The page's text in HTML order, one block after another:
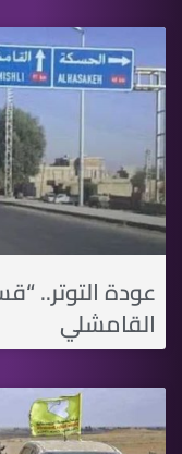
عودة التوتر..
القامشلي